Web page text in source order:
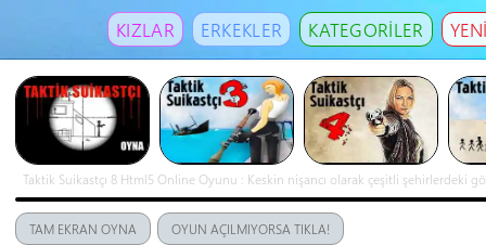
KIZLAR ERKEKLER KATEGORİLER
Taktik Suikastçı 8 Html5 Online Oyunu : Keskin nişancı olarak çeşitli şehirlerdeki
üzerindeysen ateş eder. Görevlerde kazanacağın parayla çeşitli yükseltmeler
TAM EKRAN OYNA
OYUN AÇILMIYORSA TIKLA!